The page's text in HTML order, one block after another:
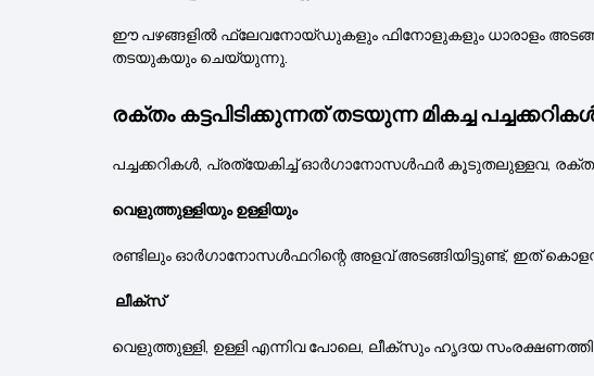
ഈ പഴങ്ങളിൽ ഫ്ലേവനോയ്ഡുകളും ഫിനോളുകളും ധാരാളം
തടയുകയും ചെയ്യുന്നു.
രക്തം കട്ടപിടിക്കുന്നത് തടയുന്ന മികച്ച
പച്ചക്കറികൾ, പ്രത്യേകിച്ച് ഓർഗാനോസൾഫർ കൂടുതലുള്ളവ,
വെളുത്തുള്ളിയും ഉള്ളിയും
രണ്ടിലും ഓർഗാനോസൾഫറിന്റെ അളവ് അടങ്ങിയിട്ടുണ്ട്, ഇത്
ലീക്സ്
വെളുത്തുള്ളി, ഉള്ളി എന്നിവ പോലെ, ലീക്സും ഹൃദയ